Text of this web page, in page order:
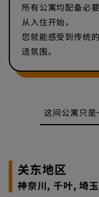
所有公寓均配备必
从入住开始，
您就能感受到传统
适氛围。
这间公寓只
关东地区
神奈川, 千叶, 埼